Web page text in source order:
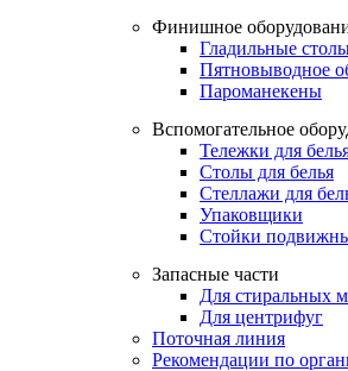
Финишное
Гладильные
Пятновыводное
Пароманекены
Вспомогательное
Тележки для
Столы для белья
Стеллажи для
Упаковщики
Стойки
Запасные части
Для стиральных
Для центрифуг
Поточная линия
Рекомендации по